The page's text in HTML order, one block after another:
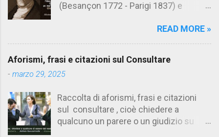
(Besançon 1772 - Parigi 1837) e
Aforismario trovi anche una raccolta di
cornuto pretenzioso: colui che ritiene
sua moglie tanto fortunata, per averlo
ammettere l'idea del tradimento. Ciò lo
rende un marito assai comodo.
(Charles Fourier) Elenco analitico dei
READ MORE »
Aforismi, frasi e citazioni sul Consultare
- marzo 29, 2025
Raccolta di aforismi, frasi e citazioni
sul consultare , cioè chiedere a
qualcuno un parere o un giudizio su